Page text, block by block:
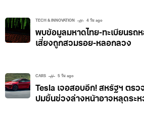
TECH & INNOVATION 4 วัน ago
พบข้อมูลมหาดไทย-ทะเบียนรถ
เสี่ยงถูกสวมรอย-หลอกลวง
CARS 5 วัน ago
Tesla เจอสอบอีก! สหรัฐฯ ตร
ปมชิ้นช่วงล่างหน้าอาจหลุดระห